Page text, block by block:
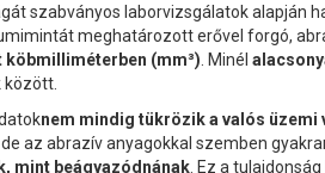
szabványos laborvizsgálatok alapján
meghatározott erővel forgó,
(mm³) . Minél
között.
nem mindig tükrözik a valós üzemi
az abrazív anyagokkal szemben
mint beágyazódnának . Ez a